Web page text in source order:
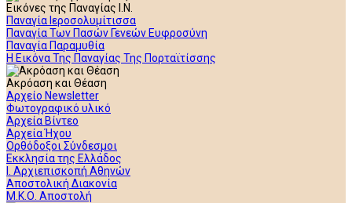
Εικόνες της Παναγίας Ι.Ν.
Παναγία Ιεροσολυμίτισσα
Παναγία Των Πασών Γενεών Ευφροσύνη
Παναγία Παραμυθία
Η Εικόνα Της Παναγίας Της Πορταϊτίσσης
Ακρόαση και Θέαση
Αρχείο Newsletter
Φωτογραφικό υλικό
Αρχεία Βίντεο
Αρχεία Ήχου
Ορθόδοξοι Σύνδεσμοι
Εκκλησία της Ελλάδος
Ι. Αρχιεπισκοπή Αθηνών
Αποστολική Διακονία
Μ.Κ.Ο. Αποστολή